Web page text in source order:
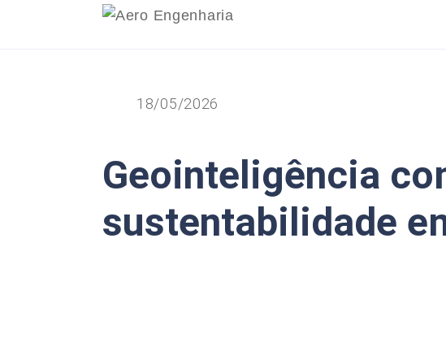
18/05/2026
Geointeligência
sustentabilidade